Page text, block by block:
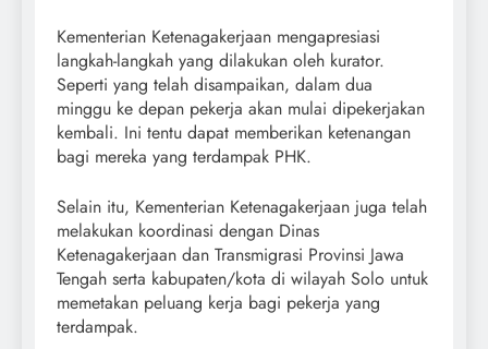
Kementerian Ketenagakerjaan mengapresiasi
langkah-langkah yang dilakukan oleh kurator.
Seperti yang telah disampaikan, dalam dua
minggu ke depan pekerja akan mulai dipekerjakan
kembali. Ini tentu dapat memberikan ketenangan
bagi mereka yang terdampak PHK.
Selain itu, Kementerian Ketenagakerjaan juga telah
melakukan koordinasi dengan Dinas
Ketenagakerjaan dan Transmigrasi Provinsi Jawa
Tengah serta kabupaten/kota di wilayah Solo untuk
memetakan peluang kerja bagi pekerja yang
terdampak.